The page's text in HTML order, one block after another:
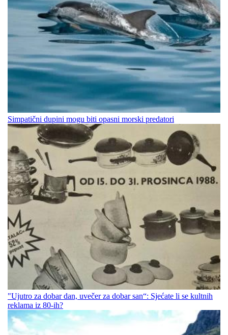
Simpatični dupini mogu biti opasni morski predatori
"Ujutro za dobar dan, uvečer za dobar san“: Sjećate li se kultnih
reklama iz 80-ih?